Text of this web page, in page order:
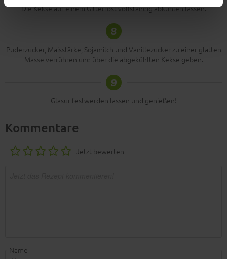
Die Kekse auf einem Gitterrost vollständig abkühlen lassen.
8
Puderzucker, Maisstärke, Sojamilch und Vanillezucker zu einer glatten
Masse verrühren und über die abgekühlten Kekse geben.
9
Glasur festwerden lassen und genießen!
Kommentare
Jetzt bewerten
Name